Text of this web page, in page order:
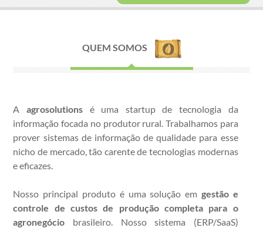
QUEM SOMOS
Aagrosolutions é uma startup de tecnologia da
informação focada no produtor rural. Trabalhamos para
prover sistemas de informação de qualidade para esse
nicho de mercado, tão carente de tecnologias modernas
e eficazes.
Nosso principal produto é uma solução em gestão e
controle de custos de produção completa para o
agronegócio brasileiro. Nosso sistema (ERP/SaaS)